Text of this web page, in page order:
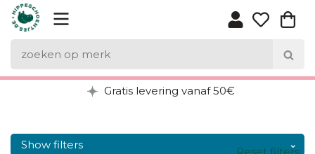
Gratis levering vanaf 50€
Show filters